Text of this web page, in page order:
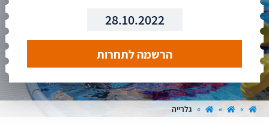
28.10.2022
הרשמה לתחרות
»
»
» גלרייה